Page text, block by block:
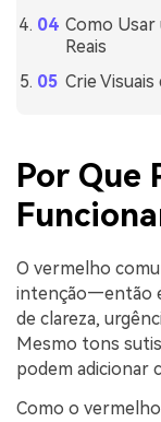
Como Usar
Reais
Crie
Por Que
O vermelho
intenção—então
de clareza,
Mesmo tons
podem adicionar
Como o